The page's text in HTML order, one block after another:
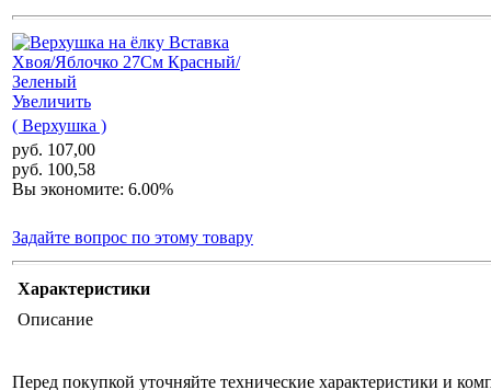
Увеличить
( Верхушка )
руб. 107,00
руб. 100,58
Вы экономите: 6.00%
Задайте вопрос по этому товару
Характеристики
Описание
Перед покупкой уточняйте технические характеристики и